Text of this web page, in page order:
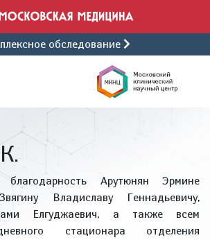
обследование
Арутюнян Эрмине
Владиславу Геннадьевичу,
Елгуджаевич, а также всем
стационара отделения